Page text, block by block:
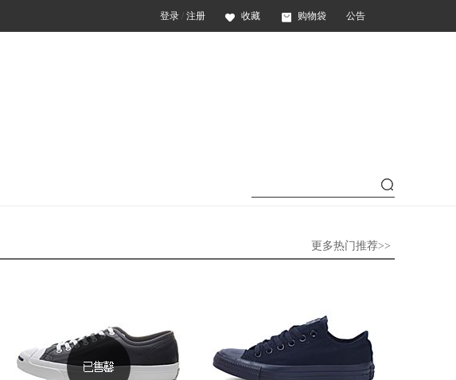
登录 / 注册 收藏 购物袋 公告
更多热门推荐>>